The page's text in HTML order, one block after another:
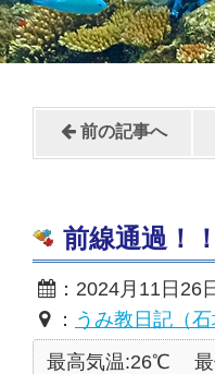
前の記事へ
前線通過！
：2024月11日26
： うみ教日記（石
最高気温:26℃